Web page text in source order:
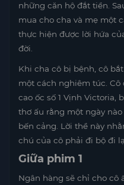
những căn hộ đắt tiền.
mua cho cha và mẹ một
thực hiện được lời hứa
đời.
Khi cha cô bị bệnh, cô
một cách nghiêm túc. Cô
cao ốc số 1 Vịnh Victoria,
thơ ấu rằng một ngày
bến cảng. Lời thề này
chú của cô phải đi bộ đi
Giữa phim 1
Ngân hàng sẽ chỉ cho cô